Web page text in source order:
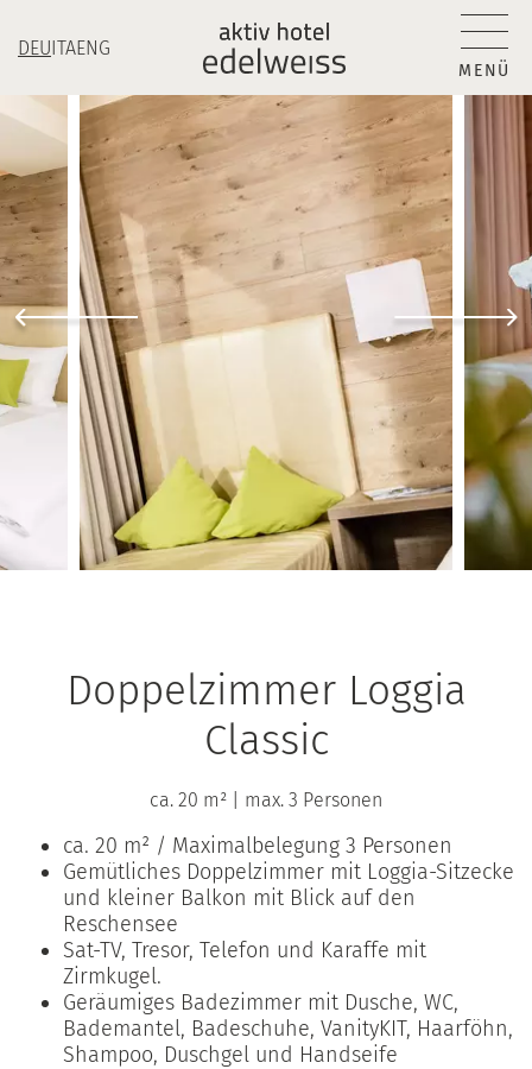
MENÜ
DEUITAENG
Doppelzimmer Loggia
Classic
ca. 20 m² max. 3 Personen
ca. 20 m² / Maximalbelegung 3 Personen
Gemütliches Doppelzimmer mit Loggia-Sitzecke
und kleiner Balkon mit Blick auf den
Reschensee
Sat-TV, Tresor, Telefon und Karaffe mit
Zirmkugel.
Geräumiges Badezimmer mit Dusche, WC,
Bademantel, Badeschuhe, VanityKIT, Haarföhn,
Shampoo, Duschgel und Handseife